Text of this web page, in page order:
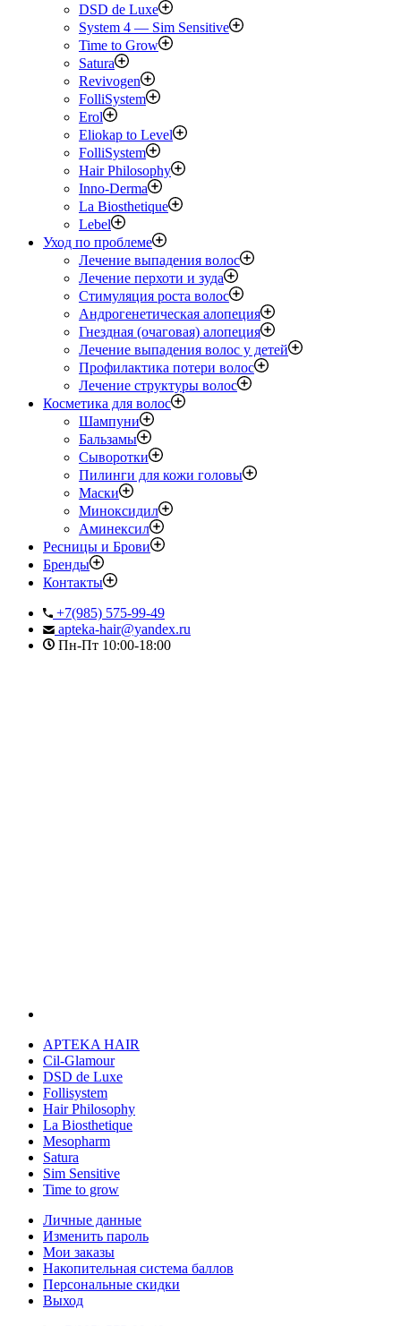
DSD de Luxe
System 4 — Sim Sensitive
Time to Grow
Satura
Revivogen
FolliSystem
Erol
Eliokap to Level
FolliSystem
Hair Philosophy
Inno-Derma
La Biosthetique
Lebel
Уход по проблеме
Лечение выпадения волос
Лечение перхоти и зуда
Стимуляция роста волос
Андрогенетическая алопеция
Гнездная (очаговая) алопеция
Лечение выпадения волос у детей
Профилактика потери волос
Лечение структуры волос
Косметика для волос
Шампуни
Бальзамы
Сыворотки
Пилинги для кожи головы
Маски
Миноксидил
Аминексил
Ресницы и Брови
Бренды
Контакты
+7(985) 575-99-49
apteka-hair@yandex.ru
Пн-Пт 10:00-18:00
APTEKA HAIR
Cil-Glamour
DSD de Luxe
Follisystem
Hair Philosophy
La Biosthetique
Mesopharm
Satura
Sim Sensitive
Time to grow
Личные данные
Изменить пароль
Мои заказы
Накопительная система баллов
Персональные скидки
Выход